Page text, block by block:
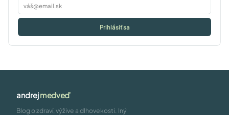
Prihlásiť sa
andrejmedveď
Blog o zdraví, výžive a dlhovekosti. Iný